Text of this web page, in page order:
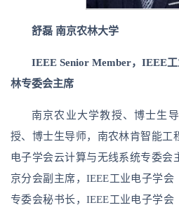
舒磊 南京农林大学
IEEE Senior Member，IEEE
林专委会主席
南京农业大学教授、博士生
授、博士生导师，南农林肯智能工
电子学会云计算与无线系统专委会
京分会副主席，IEEE工业电子学
专委会秘书长，IEEE工业电子学